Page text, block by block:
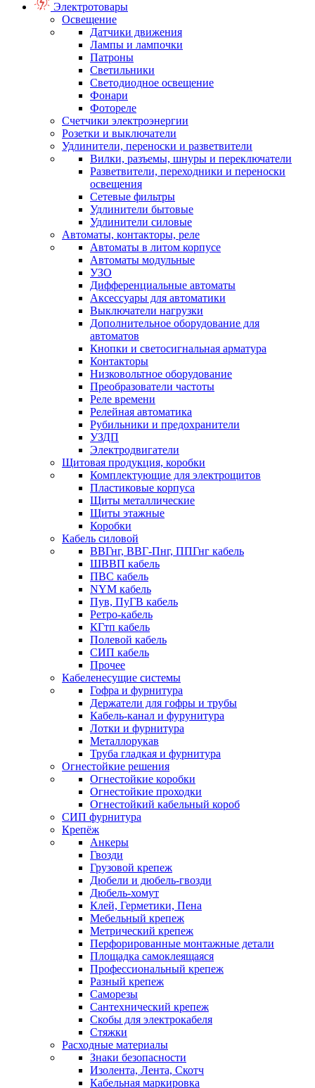
Электротовары
Освещение
Датчики движения
Лампы и лампочки
Патроны
Светильники
Светодиодное освещение
Фонари
Фотореле
Счетчики электроэнергии
Розетки и выключатели
Удлинители, переноски и разветвители
Вилки, разъемы, шнуры и переключатели
Разветвители, переходники и переноски
освещения
Сетевые фильтры
Удлинители бытовые
Удлинители силовые
Автоматы, контакторы, реле
Автоматы в литом корпусе
Автоматы модульные
УЗО
Дифференциальные автоматы
Аксессуары для автоматики
Выключатели нагрузки
Дополнительное оборудование для
автоматов
Кнопки и светосигнальная арматура
Контакторы
Низковольтное оборудование
Преобразователи частоты
Реле времени
Релейная автоматика
Рубильники и предохранители
УЗДП
Электродвигатели
Щитовая продукция, коробки
Комплектующие для электрощитов
Пластиковые корпуса
Щиты металлические
Щиты этажные
Коробки
Кабель силовой
ВВГнг, ВВГ-Пнг, ППГнг кабель
ШВВП кабель
ПВС кабель
NYM кабель
Пув, ПуГВ кабель
Ретро-кабель
КГтп кабель
Полевой кабель
СИП кабель
Прочее
Кабеленесущие системы
Гофра и фурнитура
Держатели для гофры и трубы
Кабель-канал и фурунитура
Лотки и фурнитура
Металлорукав
Труба гладкая и фурнитура
Огнестойкие решения
Огнестойкие коробки
Огнестойкие проходки
Огнестойкий кабельный короб
СИП фурнитура
Крепёж
Анкеры
Гвозди
Грузовой крепеж
Дюбели и дюбель-гвозди
Дюбель-хомут
Клей, Герметики, Пена
Мебельный крепеж
Метрический крепеж
Перфорированные монтажные детали
Площадка самоклеящаяся
Профессиональный крепеж
Разный крепеж
Саморезы
Сантехнический крепеж
Скобы для электрокабеля
Стяжки
Расходные материалы
Знаки безопасности
Изолента, Лента, Скотч
Кабельная маркировка